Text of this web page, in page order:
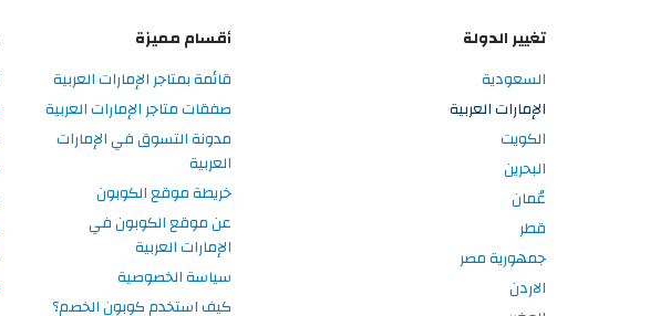
تغيير الدولة
السعودية
الإمارات العربية
الكويت
البحرين
عُمان
قطر
جمهورية مصر
الاردن
أقسام مميزة
قائمة بمتاجر الإمارات العربية
صفقات متاجر الإمارات العربية
مدونة التسوق في الإمارات
العربية
خريطة موقع الكوبون
عن موقع الكوبون في
الإمارات العربية
سياسة الخصوصية
كيف استخدم كوبون الخصم؟